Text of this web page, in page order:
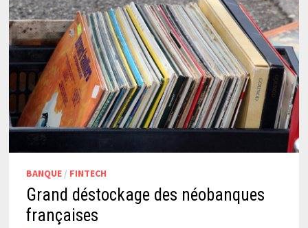
BANQUE/ FINTECH
Grand déstockage des néobanques
françaises